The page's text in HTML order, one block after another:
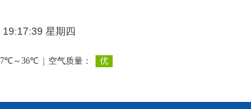
星期四